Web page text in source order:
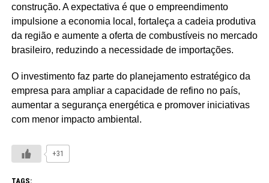
construção. A expectativa é que o empreendimento
impulsione a economia local, fortaleça a cadeia produtiva
da região e aumente a oferta de combustíveis no mercado
brasileiro, reduzindo a necessidade de importações.
O investimento faz parte do planejamento estratégico da
empresa para ampliar a capacidade de refino no país,
aumentar a segurança energética e promover iniciativas
com menor impacto ambiental.
+31
TAGS: